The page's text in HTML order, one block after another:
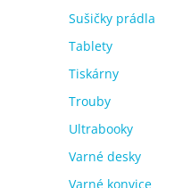
Sušičky prádla
Tablety
Tiskárny
Trouby
Ultrabooky
Varné desky
Varné konvice